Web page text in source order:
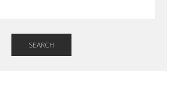
SEARCH